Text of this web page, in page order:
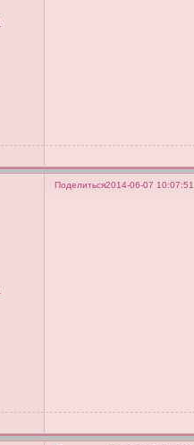
Поделиться2014-06-07 10:07:51